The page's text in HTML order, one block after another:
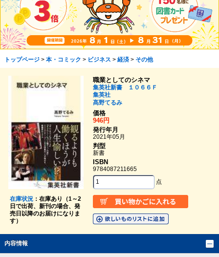
トップページ> 本・コミック > ビジネス > 経済> その他
在庫状況：在庫あり（1～2
日で出荷、新刊の場合、発
売日以降のお届けになりま
す）
職業としてのシネマ
集英社新書 １０６６Ｆ
集英社
髙野てるみ
価格
946円
発行年月
2021年05月
判型
新書
ISBN
9784087211665
点
内容情報